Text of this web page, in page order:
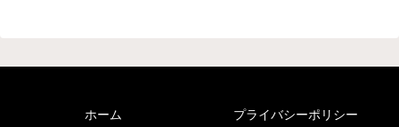
ホーム
プライバシーポリシー